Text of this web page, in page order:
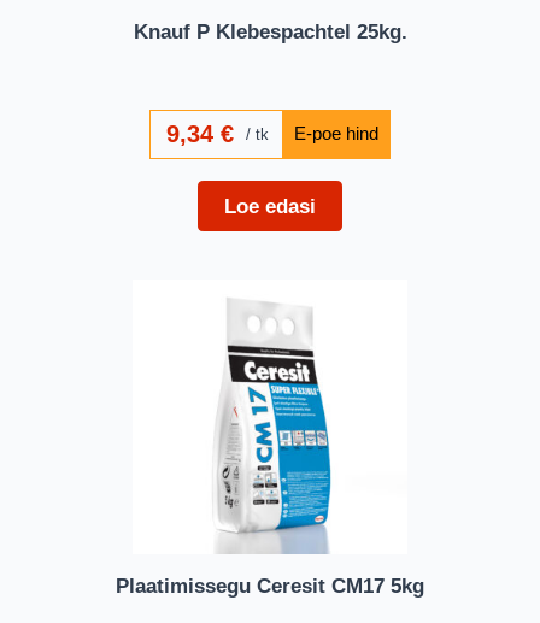
Knauf P Klebespachtel 25kg.
9,34€ tk
Loe edasi
Plaatimissegu Ceresit CM17 5kg